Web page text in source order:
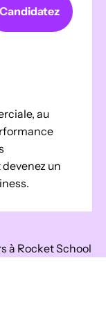
Candidatez
au
un